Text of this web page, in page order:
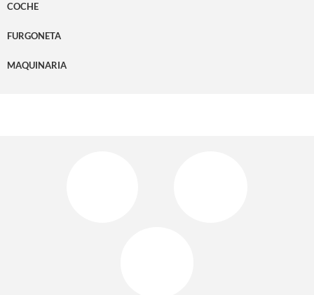
COCHE
FURGONETA
MAQUINARIA